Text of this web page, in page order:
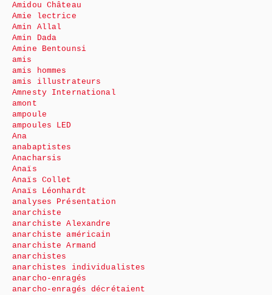
Amidou Château
Amie lectrice
Amin Allal
Amin Dada
Amine Bentounsi
amis
amis hommes
amis illustrateurs
Amnesty International
amont
ampoule
ampoules LED
Ana
anabaptistes
Anacharsis
Anaïs
Anaïs Collet
Anaïs Léonhardt
analyses Présentation
anarchiste
anarchiste Alexandre
anarchiste américain
anarchiste Armand
anarchistes
anarchistes individualistes
anarcho-enragés
anarcho-enragés décrétaient